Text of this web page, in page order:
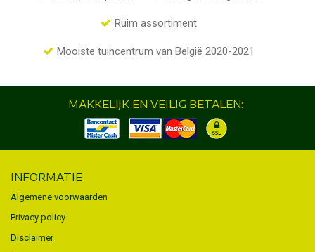
Ruim assortiment
Mooiste tuincentrum van België 2020-2021
MAKKELIJK EN VEILIG BETALEN:
INFORMATIE
Algemene voorwaarden
Privacy policy
Disclaimer